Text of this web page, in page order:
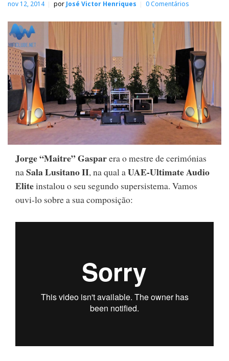
nov 12, 2014 por José Victor Henriques 0 Comentários
Jorge “Maitre” Gasparera o mestre de cerimónias
naSala Lusitano II, na qual aUAE-Ultimate Audio
Eliteinstalou o seu segundo supersistema. Vamos
ouvi-lo sobre a sua composição: